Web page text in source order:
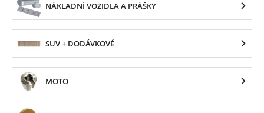
NÁKLADNÍ VOZIDLA A PRÁŠKY
SUV + DODÁVKOVÉ
MOTO